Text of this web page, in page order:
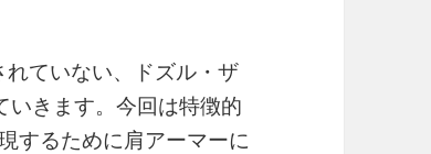
ていない、ドズル・ザ
いきます。今回は特徴的
するために肩アーマーに